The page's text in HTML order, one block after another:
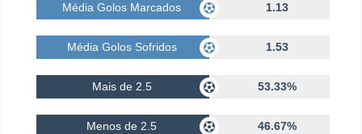
Média Golos Marcados 1.13
Média Golos Sofridos 1.53
Mais de 2.5 53.33%
Menos de 2.5 46.67%